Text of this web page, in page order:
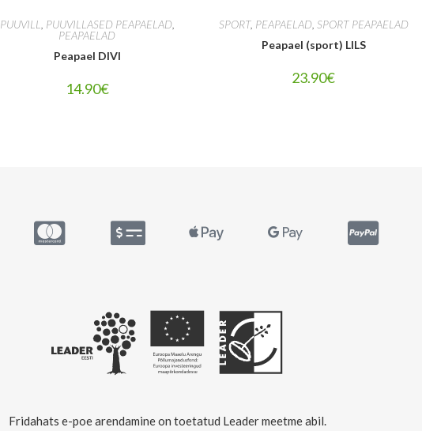
PUUVILL PUUVILLASED PEAPAELAD,
PEAPAELAD
Peapael DIVI
14.90€
SPORT, PEAPAELAD, SPORT PEAPAELAD
Peapael (sport) LILS
23.90€
Fridahats e-poe arendamine on toetatud Leader meetme abil.